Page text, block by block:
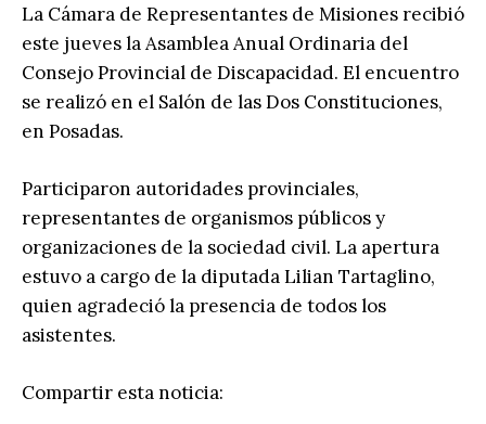
La Cámara de Representantes de Misiones recibió
este jueves la Asamblea Anual Ordinaria del
Consejo Provincial de Discapacidad. El encuentro
se realizó en el Salón de las Dos Constituciones,
en Posadas.
Participaron autoridades provinciales,
representantes de organismos públicos y
organizaciones de la sociedad civil. La apertura
estuvo a cargo de la diputada Lilian Tartaglino,
quien agradeció la presencia de todos los
asistentes.
Compartir esta noticia: